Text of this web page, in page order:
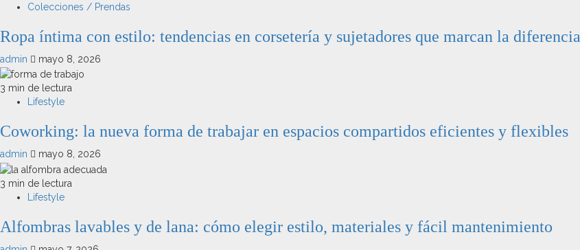
Colecciones / Prendas
Ropa íntima con estilo: tendencias en corsetería y sujetadores que marcan la diferencia
admin mayo 8, 2026
3 min de lectura
Lifestyle
Coworking: la nueva forma de trabajar en espacios compartidos eficientes y flexibles
admin mayo 8, 2026
3 min de lectura
Lifestyle
Alfombras lavables y de lana: cómo elegir estilo, materiales y fácil mantenimiento